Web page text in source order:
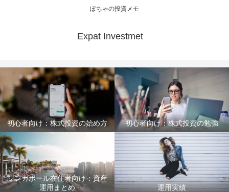
ぽちゃの投資メモ
Expat Investmet
初心者向け：株式投資の始め方 初心者向け：株式投資の勉強
シンガポール在住者向け：資産
運用まとめ
運用実績